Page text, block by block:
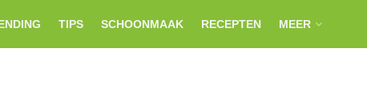
TIPS SCHOONMAAK RECEPTEN MEER